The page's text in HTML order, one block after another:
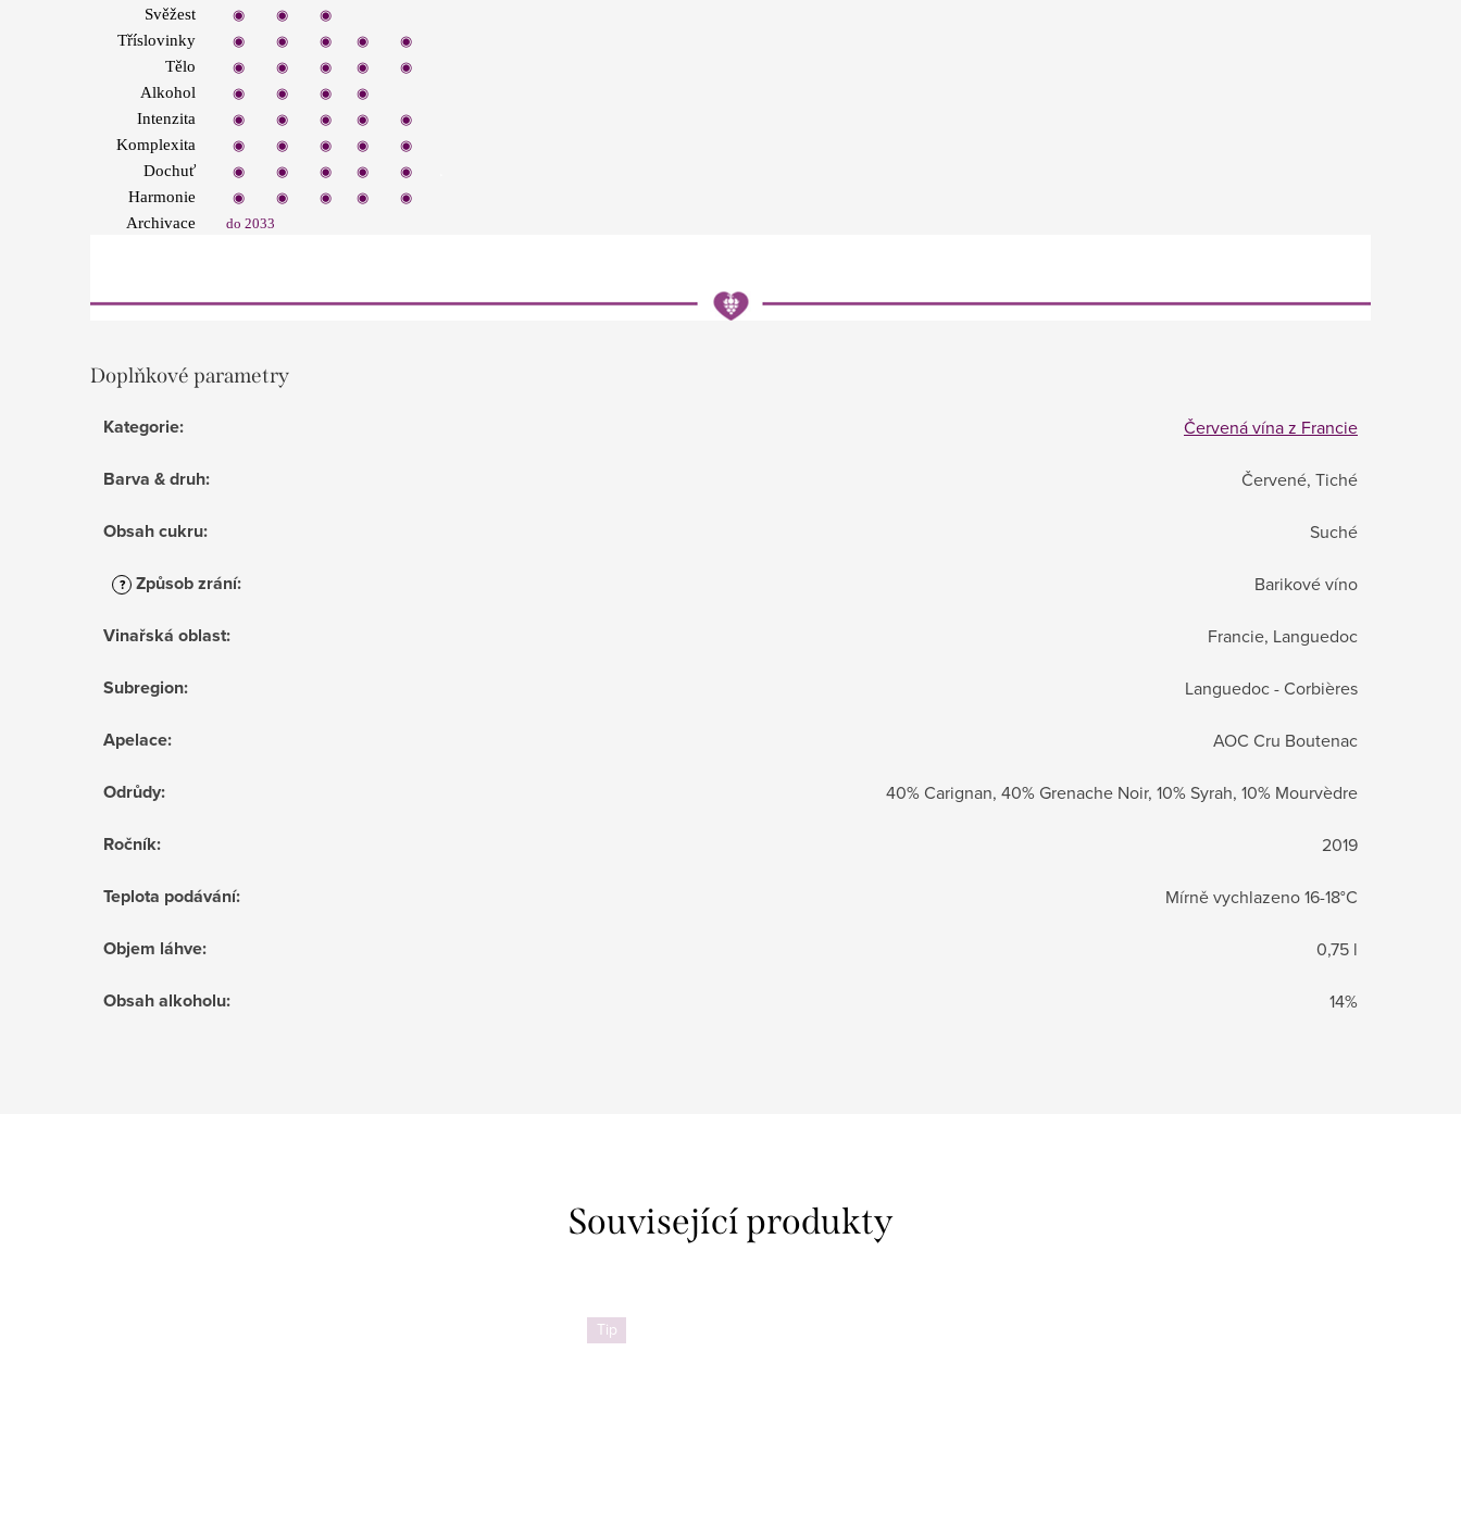
Svěžest ◉ ◉ ◉
Tříslovinky ◉ ◉ ◉ ◉ ◉
Tělo ◉ ◉ ◉ ◉ ◉
Alkohol ◉ ◉ ◉ ◉
Intenzita ◉ ◉ ◉ ◉ ◉
Komplexita ◉ ◉ ◉ ◉ ◉
Dochuť ◉ ◉ ◉ ◉ ◉
Harmonie ◉ ◉ ◉ ◉ ◉
Archivace do 2033
Doplňkové parametry
Kategorie: Červená vína z Francie
Barva & druh: Červené, Tiché
Obsah cukru: Suché
? Způsob zrání: Barikové víno
Vinařská oblast: Francie, Languedoc
Subregion: Languedoc - Corbières
Apelace: AOC Cru Boutenac
Odrůdy: 40% Carignan, 40% Grenache Noir, 10% Syrah, 10% Mourvèdre
Ročník: 2019
Teplota podávání: Mírně vychlazeno 16-18°C
Objem láhve: 0,75 l
Obsah alkoholu: 14%
Související produkty
Tip